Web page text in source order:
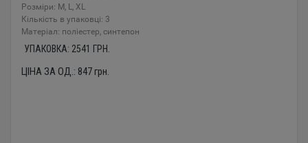
Розміри: M, L, XL
Кількість в упаковці: 3
Mатеріал: поліестер, синтепон
УПАКОВКА: 2541 ГРН.
ЦІНА ЗА ОД.: 847грн.